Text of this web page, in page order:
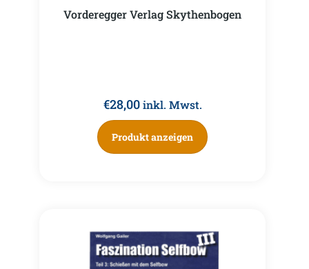
Vorderegger Verlag Skythenbogen
€28,00 inkl. Mwst.
Produkt anzeigen